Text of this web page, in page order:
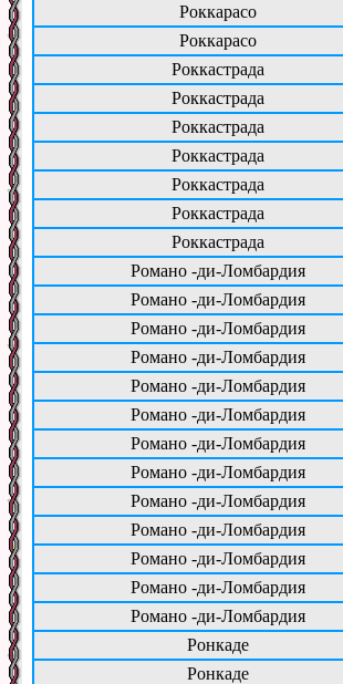
Роккарасо
Роккарасо
Роккастрада
Роккастрада
Роккастрада
Роккастрада
Роккастрада
Роккастрада
Роккастрада
Романо -ди-Ломбардия
Романо -ди-Ломбардия
Романо -ди-Ломбардия
Романо -ди-Ломбардия
Романо -ди-Ломбардия
Романо -ди-Ломбардия
Романо -ди-Ломбардия
Романо -ди-Ломбардия
Романо -ди-Ломбардия
Романо -ди-Ломбардия
Романо -ди-Ломбардия
Романо -ди-Ломбардия
Романо -ди-Ломбардия
Ронкаде
Ронкаде